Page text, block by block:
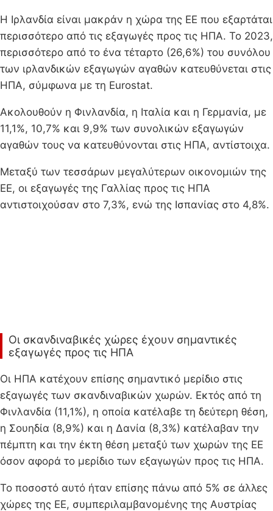
Η Ιρλανδία είναι μακράν η χώρα της ΕΕ που εξαρτάται
περισσότερο από τις εξαγωγές προς τις ΗΠΑ. Το 2023,
περισσότερο από το ένα τέταρτο (26,6%) του συνόλου
των ιρλανδικών εξαγωγών αγαθών κατευθύνεται στις
ΗΠΑ, σύμφωνα με τη Eurostat.
Ακολουθούν η Φινλανδία, η Ιταλία και η Γερμανία, με
11,1%, 10,7% και 9,9% των συνολικών εξαγωγών
αγαθών τους να κατευθύνονται στις ΗΠΑ, αντίστοιχα.
Μεταξύ των τεσσάρων μεγαλύτερων οικονομιών της
ΕΕ, οι εξαγωγές της Γαλλίας προς τις ΗΠΑ
αντιστοιχούσαν στο 7,3%, ενώ της Ισπανίας στο 4,8%.
Οι σκανδιναβικές χώρες έχουν σημαντικές
εξαγωγές προς τις ΗΠΑ
Οι ΗΠΑ κατέχουν επίσης σημαντικό μερίδιο στις
εξαγωγές των σκανδιναβικών χωρών. Εκτός από τη
Φινλανδία (11,1%), η οποία κατέλαβε τη δεύτερη θέση,
η Σουηδία (8,9%) και η Δανία (8,3%) κατέλαβαν την
πέμπτη και την έκτη θέση μεταξύ των χωρών της ΕΕ
όσον αφορά το μερίδιο των εξαγωγών προς τις ΗΠΑ.
Το ποσοστό αυτό ήταν επίσης πάνω από 5% σε άλλες
χώρες της ΕΕ, συμπεριλαμβανομένης της Αυστρίας